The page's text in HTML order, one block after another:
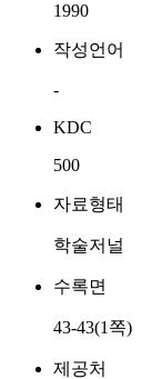
1990
작성언어
-
KDC
500
자료형태
학술저널
수록면
43-43(1쪽)
제공처